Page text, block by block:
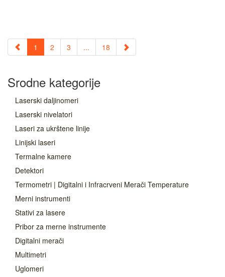
1 2 3 ... 18
Srodne kategorije
Laserski daljinomeri
Laserski nivelatori
Laseri za ukrštene linije
Linijski laseri
Termalne kamere
Detektori
Termometri | Digitalni i Infracrveni Merači Temperature
Merni instrumenti
Stativi za lasere
Pribor za merne instrumente
Digitalni merači
Multimetri
Uglomeri